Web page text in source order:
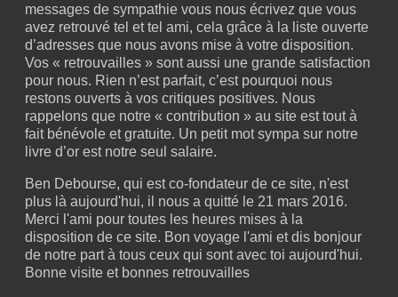
messages de sympathie vous nous écrivez que vous
avez retrouvé tel et tel ami, cela grâce à la liste ouverte
d’adresses que nous avons mise à votre disposition.
Vos « retrouvailles » sont aussi une grande satisfaction
pour nous. Rien n’est parfait, c’est pourquoi nous
restons ouverts à vos critiques positives. Nous
rappelons que notre « contribution » au site est tout à
fait bénévole et gratuite. Un petit mot sympa sur notre
livre d’or est notre seul salaire.
Ben Debourse, qui est co-fondateur de ce site, n'est
plus là aujourd'hui, il nous a quitté le 21 mars 2016.
Merci l'ami pour toutes les heures mises à la
disposition de ce site. Bon voyage l'ami et dis bonjour
de notre part à tous ceux qui sont avec toi aujourd'hui.
Bonne visite et bonnes retrouvailles